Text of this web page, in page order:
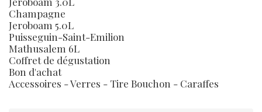
Champagne
Jeroboam 5.0L
Puisseguin-Saint-Emilion
Mathusalem 6L
Coffret de dégustation
Bon d'achat
Accessoires - Verres - Tire Bouchon - Caraffes